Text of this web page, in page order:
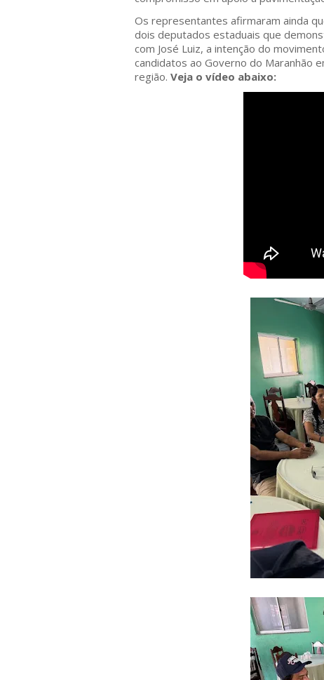
Os representantes afirmaram ainda
dois deputados estaduais que
com José Luiz, a intenção do
candidatos ao Governo do Maranhão
região. Veja o vídeo abaixo: